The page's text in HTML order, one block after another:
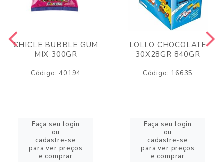
CHICLE BUBBLE GUM
MIX 300GR
Código: 40194
Faça seu login
ou
cadastre-se
para ver preços
e comprar
LOLLO CHOCOLATE
30X28GR 840GR
Código: 16635
Faça seu login
ou
cadastre-se
para ver preços
e comprar